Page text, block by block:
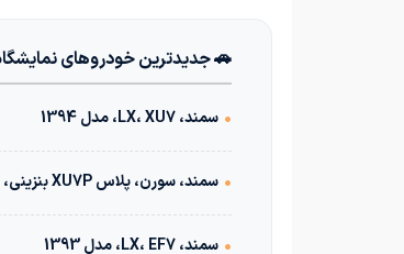
🚗 جدیدترین خودروهای
• سمند، LX، XU7، مدل 1394
• سمند، سورن، پلاس XU7P بنزینی، مدل 1404
• سمند، LX، EF7، مدل 1393